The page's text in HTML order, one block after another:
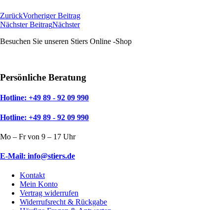
ZurückVorheriger Beitrag
Nächster BeitragNächster
Besuchen Sie unseren Stiers Online -Shop
Persönliche Beratung
Hotline: +49 89 - 92 09 990
Hotline: +49 89 - 92 09 990
Mo – Fr von 9 – 17 Uhr
E-Mail: info@stiers.de
Kontakt
Mein Konto
Vertrag widerrufen
Widerrufsrecht & Rückgabe